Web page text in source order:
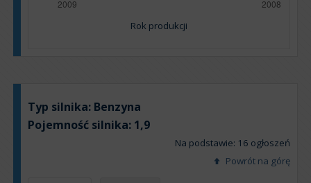
Rok produkcji
Typ silnika: Benzyna
Pojemność silnika: 1,9
Na podstawie: 16 ogłoszeń
Powrót na górę